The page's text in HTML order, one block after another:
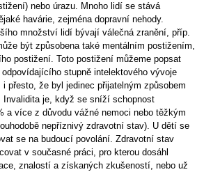
nebo úrazu. Mnoho lidí se stává
havárie, zejména dopravní nehody.
množství lidí bývají válečná zranění, příp.
být způsobena také mentálním postižením,
postižení. Toto postižení můžeme popsat
stupně intelektového vývoje
přesto, že byl jedinec přijatelným způsobem
Invalidita je, když se sníží schopnost
a více z důvodu vážné nemoci nebo těžkým
nepříznivý zdravotní stav). U dětí se
se na budoucí povolání. Zdravotní stav
v současné práci, pro kterou dosáhl
znalostí a získaných zkušeností, nebo už